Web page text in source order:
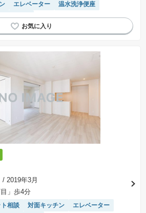
エレベーター
温水洗浄便座
通車)あり
/ 2019年3月
」歩4分
相談 対面キッチン
エレベーター